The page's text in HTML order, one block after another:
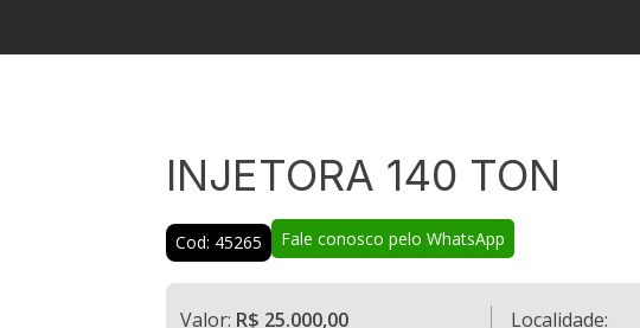
INJETORA 140 TON
Cod: 45265 Fale conosco pelo WhatsApp
Valor: R$ 25.000,00 Localidade: